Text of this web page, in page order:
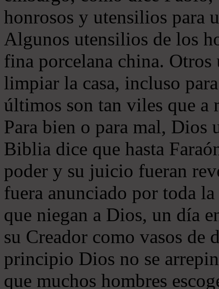
honrosos y utensilios para
Algunos utensilios de los
fina porcelana china. Otros
limpiar la casa, incluso
últimos son tan viles que a
Para bien o para mal, Dios
Biblia dice que hasta
poder y su juicio fueran
fuera anunciado por toda
que niegan a Dios, un día
su Creador como vasos de
principio Dios no se
que muchos hombres